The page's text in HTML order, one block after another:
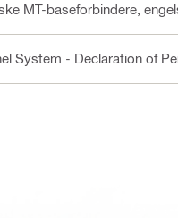
MT-baseforbindere ,
System - Declaration of